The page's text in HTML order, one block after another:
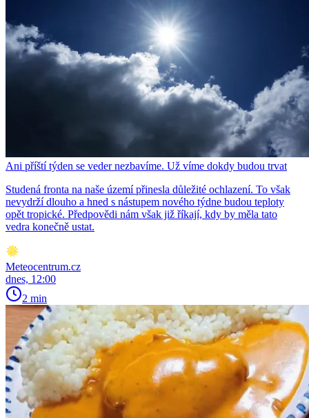
Ani příští týden se veder nezbavíme. Už víme dokdy budou trvat
Studená fronta na naše území přinesla důležité ochlazení. To však
nevydrží dlouho a hned s nástupem nového týdne budou teploty
opět tropické. Předpovědi nám však již říkají, kdy by měla tato
vedra konečně ustat.
Meteocentrum.cz
dnes, 12:00
2 min